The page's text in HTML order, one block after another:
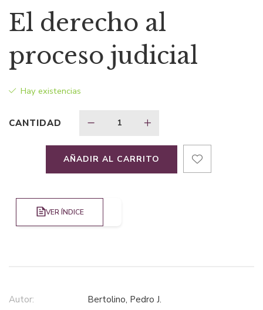
precio
original
era:
$4,75.
precio
actual
es:
El derecho al
proceso judicial
Hay existencias
CANTIDAD
AÑADIR AL CARRITO
VER ÍNDICE
Autor: Bertolino, Pedro J.